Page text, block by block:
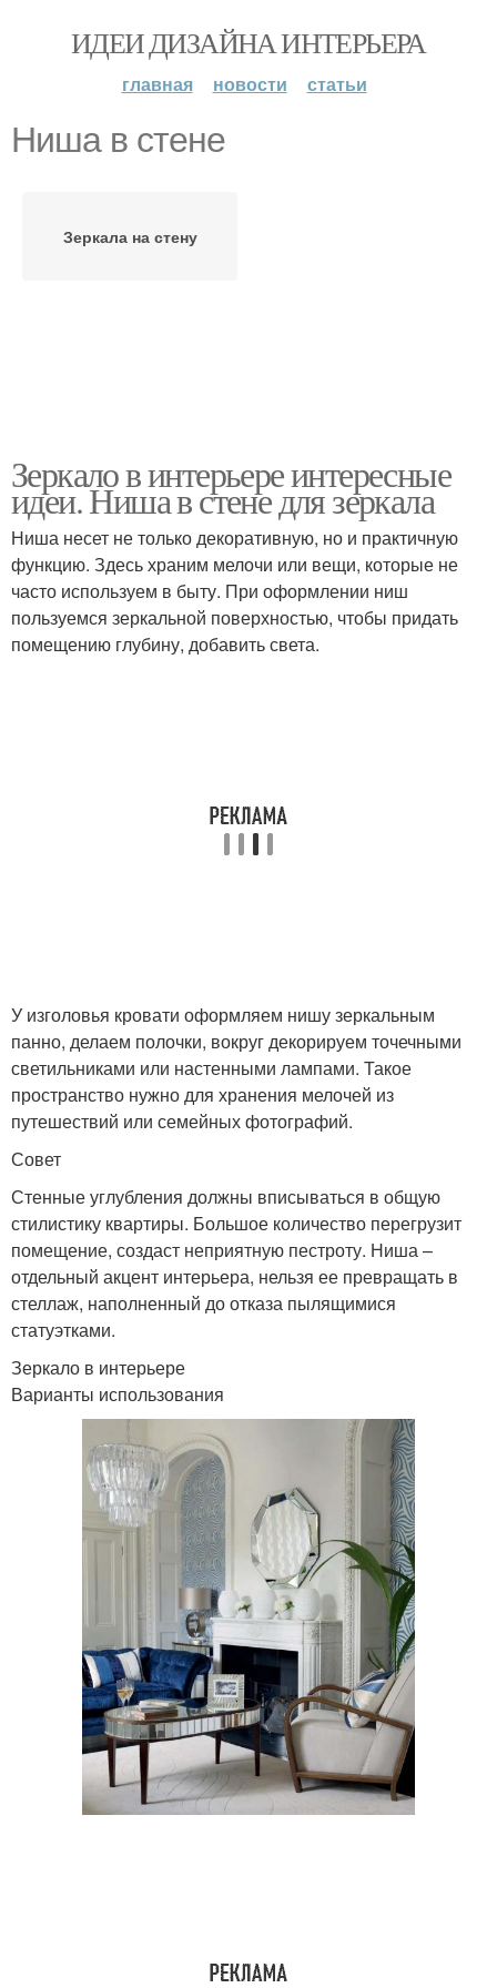
ИДЕИ ДИЗАЙНА ИНТЕРЬЕРА
главная новости статьи
Ниша в стене
Зеркала на стену
Зеркало в интерьере интересные
идеи. Ниша в стене для зеркала
Ниша несет не только декоративную, но и практичную
функцию. Здесь храним мелочи или вещи, которые не
часто используем в быту. При оформлении ниш
пользуемся зеркальной поверхностью, чтобы придать
помещению глубину, добавить света.
У изголовья кровати оформляем нишу зеркальным
панно, делаем полочки, вокруг декорируем точечными
светильниками или настенными лампами. Такое
пространство нужно для хранения мелочей из
путешествий или семейных фотографий.
Совет
Стенные углубления должны вписываться в общую
стилистику квартиры. Большое количество перегрузит
помещение, создаст неприятную пестроту. Ниша –
отдельный акцент интерьера, нельзя ее превращать в
стеллаж, наполненный до отказа пылящимися
статуэтками.
Зеркало в интерьере
Варианты использования